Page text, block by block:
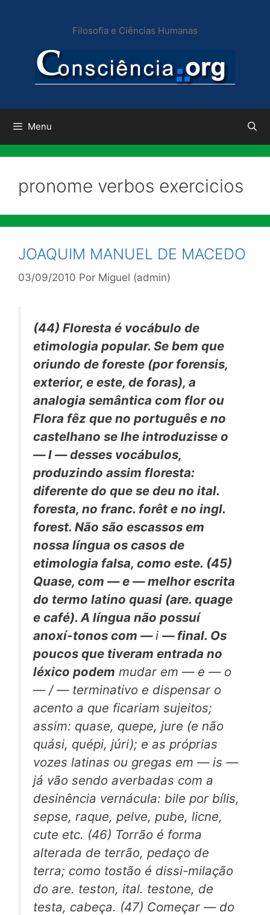
conteúdo
Filosofia e Ciências Humanas
Menu
pronome verbos exercicios
JOAQUIM MANUEL DE MACEDO
03/09/2010 Por Miguel (admin)
(44) Floresta é vocábulo de
etimologia popular. Se bem que
oriundo de foreste (por forensis,
exterior, e este, de foras), a
analogia semântica com florou
Flora fêz que no português e no
castelhano se lhe introduzisse o
—l —desses vocábulos,
produzindo assim floresta:
diferente do que se deu no ital.
foresta, no franc. forêt e no ingl.
forest. Não são escassos em
nossa língua os casos de
etimologia falsa, como este. (45)
Quase, com — e — melhor escrita
do termo latino quasi (are. quage
e café). A língua não possuí
anoxí-tonos com —i — final. Os
poucos que tiveram entrada no
léxico podem mudar em — e — o
— / — terminativo e dispensar o
acento a que ficariam sujeitos;
assim: quase, quepe, jure (e não
quási, quépi, júri); e as próprias
vozes latinas ou gregas em — is —
já vão sendo averbadas com a
desinência vernácula: bile por bílis,
sepse, raque, pelve, pube, licne,
cute etc. (46) Torrão é forma
alterada de terrão, pedaço de
terra; como tostão é dissi-milação
do are. teston, ital. testone, de
testa, cabeça. (47) Começar — do